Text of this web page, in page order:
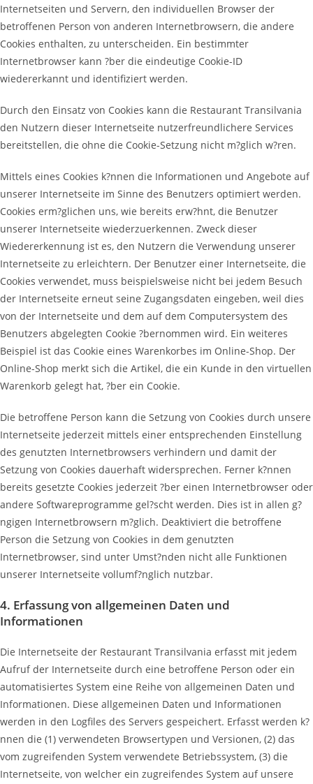
Internetseiten und Servern, den individuellen Browser der
betroffenen Person von anderen Internetbrowsern, die andere
Cookies enthalten, zu unterscheiden. Ein bestimmter
Internetbrowser kann ?ber die eindeutige Cookie-ID
wiedererkannt und identifiziert werden.
Durch den Einsatz von Cookies kann die Restaurant Transilvania
den Nutzern dieser Internetseite nutzerfreundlichere Services
bereitstellen, die ohne die Cookie-Setzung nicht m?glich w?ren.
Mittels eines Cookies k?nnen die Informationen und Angebote auf
unserer Internetseite im Sinne des Benutzers optimiert werden.
Cookies erm?glichen uns, wie bereits erw?hnt, die Benutzer
unserer Internetseite wiederzuerkennen. Zweck dieser
Wiedererkennung ist es, den Nutzern die Verwendung unserer
Internetseite zu erleichtern. Der Benutzer einer Internetseite, die
Cookies verwendet, muss beispielsweise nicht bei jedem Besuch
der Internetseite erneut seine Zugangsdaten eingeben, weil dies
von der Internetseite und dem auf dem Computersystem des
Benutzers abgelegten Cookie ?bernommen wird. Ein weiteres
Beispiel ist das Cookie eines Warenkorbes im Online-Shop. Der
Online-Shop merkt sich die Artikel, die ein Kunde in den virtuellen
Warenkorb gelegt hat, ?ber ein Cookie.
Die betroffene Person kann die Setzung von Cookies durch unsere
Internetseite jederzeit mittels einer entsprechenden Einstellung
des genutzten Internetbrowsers verhindern und damit der
Setzung von Cookies dauerhaft widersprechen. Ferner k?nnen
bereits gesetzte Cookies jederzeit ?ber einen Internetbrowser oder
andere Softwareprogramme gel?scht werden. Dies ist in allen g?
ngigen Internetbrowsern m?glich. Deaktiviert die betroffene
Person die Setzung von Cookies in dem genutzten
Internetbrowser, sind unter Umst?nden nicht alle Funktionen
unserer Internetseite vollumf?nglich nutzbar.
4. Erfassung von allgemeinen Daten und
Informationen
Die Internetseite der Restaurant Transilvania erfasst mit jedem
Aufruf der Internetseite durch eine betroffene Person oder ein
automatisiertes System eine Reihe von allgemeinen Daten und
Informationen. Diese allgemeinen Daten und Informationen
werden in den Logfiles des Servers gespeichert. Erfasst werden k?
nnen die (1) verwendeten Browsertypen und Versionen, (2) das
vom zugreifenden System verwendete Betriebssystem, (3) die
Internetseite, von welcher ein zugreifendes System auf unsere